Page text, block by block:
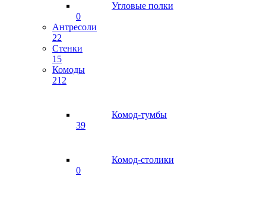
Угловые полки
0
Антресоли
22
Стенки
15
Комоды
212
Комод-тумбы
39
Комод-столики
0